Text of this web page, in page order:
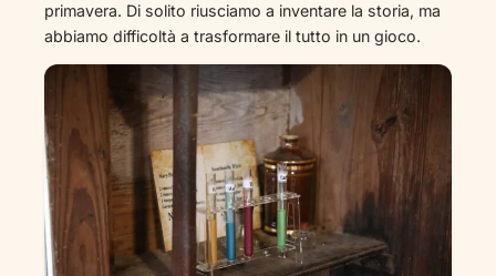
primavera. Di solito riusciamo a inventare la storia, ma
abbiamo difficoltà a trasformare il tutto in un gioco.